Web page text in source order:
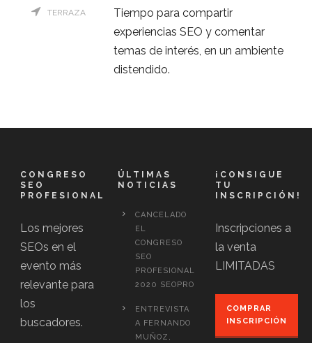
TERRAZA
Tiempo para compartir
experiencias SEO y comentar
temas de interés, en un ambiente
distendido.
CONGRESO
SEO
PROFESIONAL
Los mejores
SEOs en el
evento más
relevante para
los
buscadores.
ÚLTIMAS
NOTICIAS
CANCELADO
EL
CONGRESO
SEO
PROFESIONAL
2020 SEOPRO
ENTREVISTA
A FERNANDO
MUÑOZ,
¡CONSIGUE
TU
INSCRIPCIÓN!
Inscripciones a
la venta
LIMITADAS
COMPRAR
INSCRIPCIÓN